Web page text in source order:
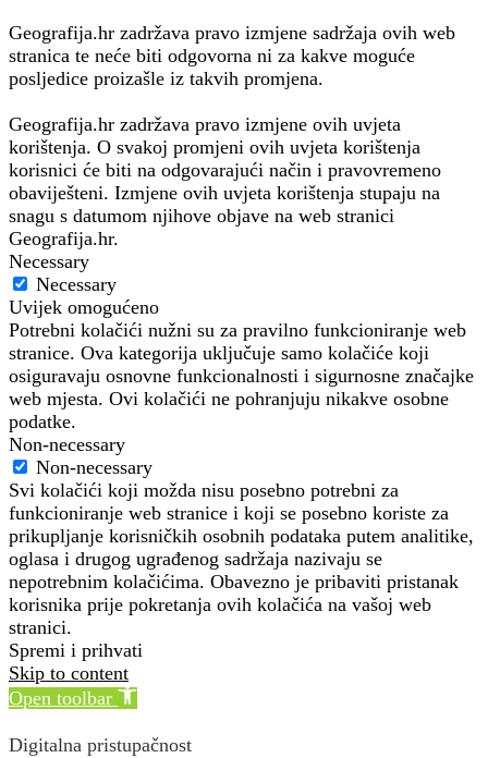
Geografija.hr zadržava pravo izmjene sadržaja ovih web
stranica te neće biti odgovorna ni za kakve moguće
posljedice proizašle iz takvih promjena.
Geografija.hr zadržava pravo izmjene ovih uvjeta
korištenja. O svakoj promjeni ovih uvjeta korištenja
korisnici će biti na odgovarajući način i pravovremeno
obaviješteni. Izmjene ovih uvjeta korištenja stupaju na
snagu s datumom njihove objave na web stranici
Geografija.hr.
Necessary
Necessary
Uvijek omogućeno
Potrebni kolačići nužni su za pravilno funkcioniranje web
stranice. Ova kategorija uključuje samo kolačiće koji
osiguravaju osnovne funkcionalnosti i sigurnosne značajke
web mjesta. Ovi kolačići ne pohranjuju nikakve osobne
podatke.
Non-necessary
Non-necessary
Svi kolačići koji možda nisu posebno potrebni za
funkcioniranje web stranice i koji se posebno koriste za
prikupljanje korisničkih osobnih podataka putem analitike,
oglasa i drugog ugrađenog sadržaja nazivaju se
nepotrebnim kolačićima. Obavezno je pribaviti pristanak
korisnika prije pokretanja ovih kolačića na vašoj web
stranici.
Spremi i prihvati
Skip to content
Open toolbar
Digitalna pristupačnost